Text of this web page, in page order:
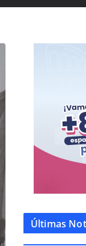
Últimas